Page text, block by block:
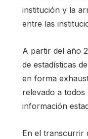
institución y la
entre las
A partir del año
de estadísticas
en forma
relevado a
información
En el transcurrir